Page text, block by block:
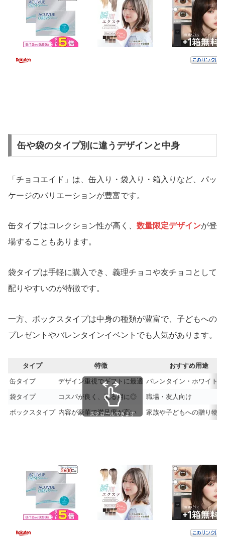
缶や袋のタイプ別に違うデザインと中身
「チョコエイド」は、缶入り・袋入り・箱入りなど、パッ
ケージのバリエーションが豊富です。
缶タイプはコレクション性が高く、 数量限定デザインが登
場することもあります。
袋タイプは手軽に購入でき、義理チョコや友チョコとして
配りやすいのが特徴です。
一方、ボックスタイプは中身の種類が豊富で、子どもへの
プレゼントやバレンタインイベントでも人気があります。
タイプ 特徴 おすすめ用途
缶タイプ デザイン重視でギフトに最適 バレンタイン・ホワイト
袋タイプ コスパが良く、配る用に◎ 職場・友人向け
ボックスタイプ 内容が豪華で満足度が高い 家族や子どもへの贈り物
スクロールできます